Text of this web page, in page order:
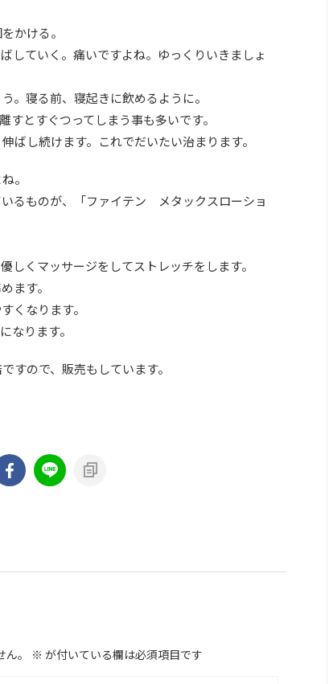
かける。
していく。痛いですよね。ゆっくりいきましょ
。寝る前、寝起きに飲めるように。
すとすぐつってしまう事も多いです。
ばし続けます。これでだいたい治まります。
。
るものが、「ファイテン メタックスローショ
しくマッサージをしてストレッチをします。
ます。
くなります。
なります。
すので、販売もしています。
。 ※ が付いている欄は必須項目です